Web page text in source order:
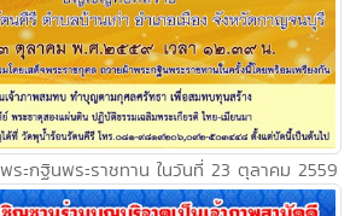
ะกฐินพระราชทาน ในวันที่ 23 ตุลาคม 2559